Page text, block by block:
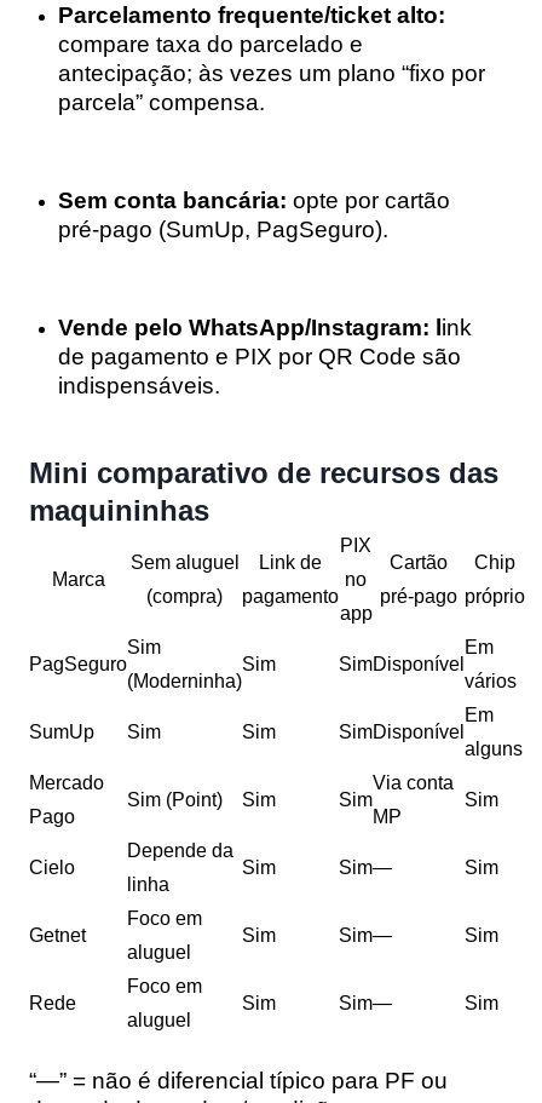
Parcelamento frequente/ticket alto:
compare taxa do parcelado e
antecipação; às vezes um plano “fixo por
parcela” compensa.
Sem conta bancária: opte por cartão
pré-pago (SumUp, PagSeguro).
Vende pelo WhatsApp/Instagram: l ink
de pagamento e PIX por QR Code são
indispensáveis.
Mini comparativo de recursos das
maquininhas
Marca
Sem aluguel
(compra)
Link de
pagamento
PIX
no
app
Cartão
pré-pago
Chip
próprio
PagSeguro
Sim
(Moderninha)
Sim SimDisponível
Em
vários
SumUp Sim Sim SimDisponível
Em
alguns
Mercado
Pago
Sim (Point) Sim Sim
Via conta
MP
Sim
Cielo
Depende da
linha
Sim Sim— Sim
Getnet
Foco em
aluguel
Sim Sim— Sim
Rede
Foco em
aluguel
Sim Sim— Sim
“—” = não é diferencial típico para PF ou